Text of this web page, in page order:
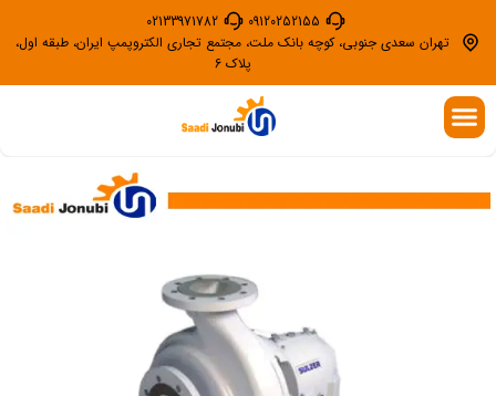
09120252155
02133971782
تهران سعدی جنوبی، کوچه بانک ملت، مجتمع تجاری الکتروپمپ ایران، طبقه اول،
پلاک 6